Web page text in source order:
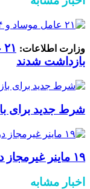
وزارت اطلاعات:
بازداشت شدند
شرط جدید برای
۱۹ ماینر غیرمجاز در مازندران از مدار خارج شد
اخبار مشابه